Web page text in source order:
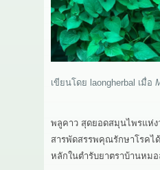
HERBBRIGHT WELLNESS
GREEN HOUSE
เขียนโดย laongherbal เมื่อ
พลูคาว สุดยอดสมุนไพรแห่
สารพัดสรรพคุณรักษาโรคไ
หลักในตำรับยาตราบ้านหม